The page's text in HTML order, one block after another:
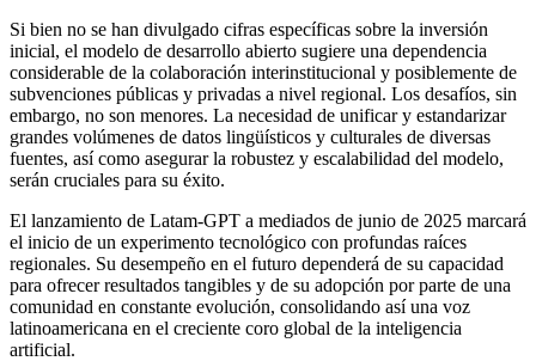
Si bien no se han divulgado cifras específicas sobre la inversión
inicial, el modelo de desarrollo abierto sugiere una dependencia
considerable de la colaboración interinstitucional y posiblemente de
subvenciones públicas y privadas a nivel regional. Los desafíos, sin
embargo, no son menores. La necesidad de unificar y estandarizar
grandes volúmenes de datos lingüísticos y culturales de diversas
fuentes, así como asegurar la robustez y escalabilidad del modelo,
serán cruciales para su éxito.
El lanzamiento de Latam-GPT a mediados de junio de 2025 marcará
el inicio de un experimento tecnológico con profundas raíces
regionales. Su desempeño en el futuro dependerá de su capacidad
para ofrecer resultados tangibles y de su adopción por parte de una
comunidad en constante evolución, consolidando así una voz
latinoamericana en el creciente coro global de la inteligencia
artificial.